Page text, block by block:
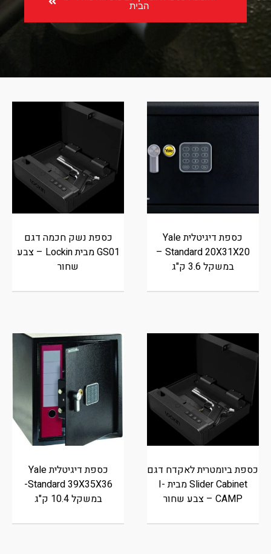
הבית
כספת דיגיטלית Yale
Standard 20X31X20 –
במשקל 3.6 ק"ג
כספת נשק חכמה דגם
GS01 מבית Lockin – צבע
שחור
כספת ביומטרית לאקדח דגם
Slider Cabinet מבית I-
CAMP – צבע שחור
כספת דיגיטלית Yale
Standard 39X35X36-
במשקל 10.4 ק"ג